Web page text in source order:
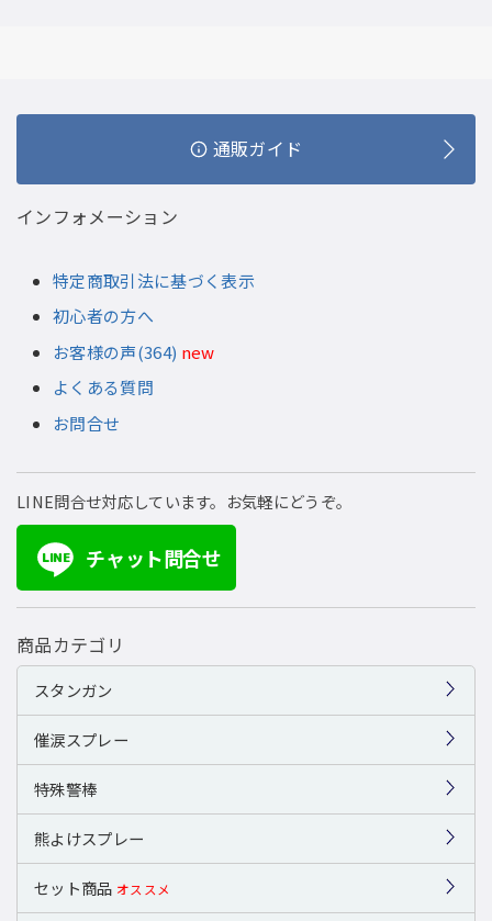
通販ガイド
インフォメーション
特定商取引法に基づく表示
初心者の方へ
お客様の声(364) new
よくある質問
お問合せ
LINE問合せ対応しています。お気軽にどうぞ。
LINE チャット問合せ
商品カテゴリ
スタンガン
催涙スプレー
特殊警棒
熊よけスプレー
セット商品 オススメ